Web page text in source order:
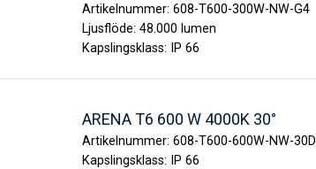
Artikelnummer: 608-T600-300W-NW-G4
Ljusflöde: 48.000 lumen
Kapslingsklass:
IP 66
ARENA T6 600 W 4000K 30°
Artikelnummer: 608-T600-600W-NW-30D
Kapslingsklass:
IP 66